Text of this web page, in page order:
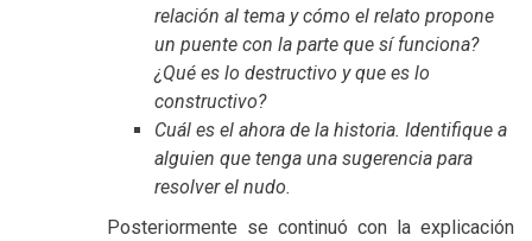
relación al tema y cómo el relato propone
un puente con la parte que sí funciona?
¿Qué es lo destructivo y que es lo
constructivo?
Cuál es el ahora de la historia. Identifique a
alguien que tenga una sugerencia para
resolver el nudo.
Posteriormente se continuó con la explicación